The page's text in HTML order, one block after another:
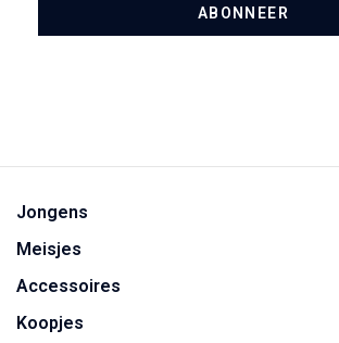
ABONNEER
Jongens
Meisjes
Accessoires
Koopjes